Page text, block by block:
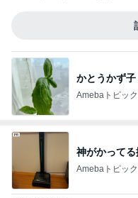
かとうかず
Amebaトピッ
神がかって
Amebaトピッ